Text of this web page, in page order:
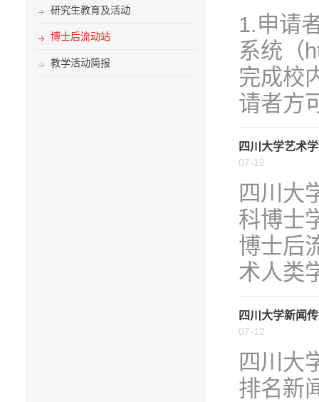
研究生教育及活动
博士后流动站
教学活动简报
1.申请
系统（
完成校
请者方
四川大学艺术
07-12
四川大
科博士
博士后
术人类
四川大学新闻
07-12
四川大
排名新